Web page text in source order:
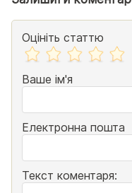
Оцініть статтю
Ваше ім'я
Електронна пошта
Текст коментаря: